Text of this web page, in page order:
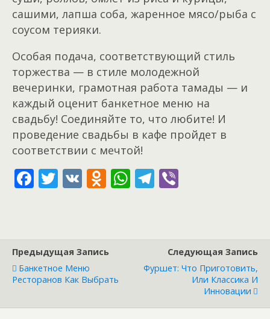
сашими, лапша соба, жаренное мясо/рыба с
соусом терияки.
Особая подача, соответствующий стиль
торжества — в стиле молодежной
вечеринки, грамотная работа тамады — и
каждый оценит банкетное меню на
свадьбу! Соединяйте то, что любите! И
проведение свадьбы в кафе пройдет в
соответствии с мечтой!
F
o
o
k
T V O
kl
as
ni
W T
m
Предыдущая Запись
Банкетное Меню
Ресторанов Как Выбрать
Следующая Запись
Фуршет: Что Приготовить,
Или Классика И
Инновации